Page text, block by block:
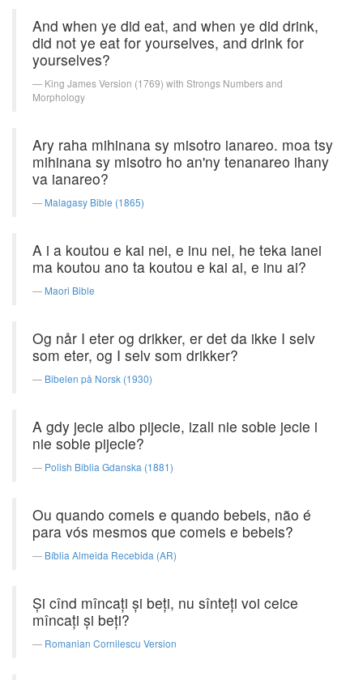
And when ye did eat, and when ye did drink,
did not ye eat for yourselves, and drink for
yourselves?
King James Version (1769) with Strongs Numbers and
Morphology
Ary raha mihinana sy misotro ianareo. moa tsy
mihinana sy misotro ho an'ny tenanareo ihany
va ianareo?
Malagasy Bible (1865)
A i a koutou e kai nei, e inu nei, he teka ianei
ma koutou ano ta koutou e kai ai, e inu ai?
Maori Bible
Og når I eter og drikker, er det da ikke I selv
som eter, og I selv som drikker?
Bibelen på Norsk (1930)
A gdy jecie albo pijecie, izali nie sobie jecie i
nie sobie pijecie?
Polish Biblia Gdanska (1881)
Ou quando comeis e quando bebeis, não é
para vós mesmos que comeis e bebeis?
Bíblia Almeida Recebida (AR)
Şi cînd mîncaţi şi beţi, nu sînteţi voi ceice
mîncaţi şi beţi?
Romanian Cornilescu Version